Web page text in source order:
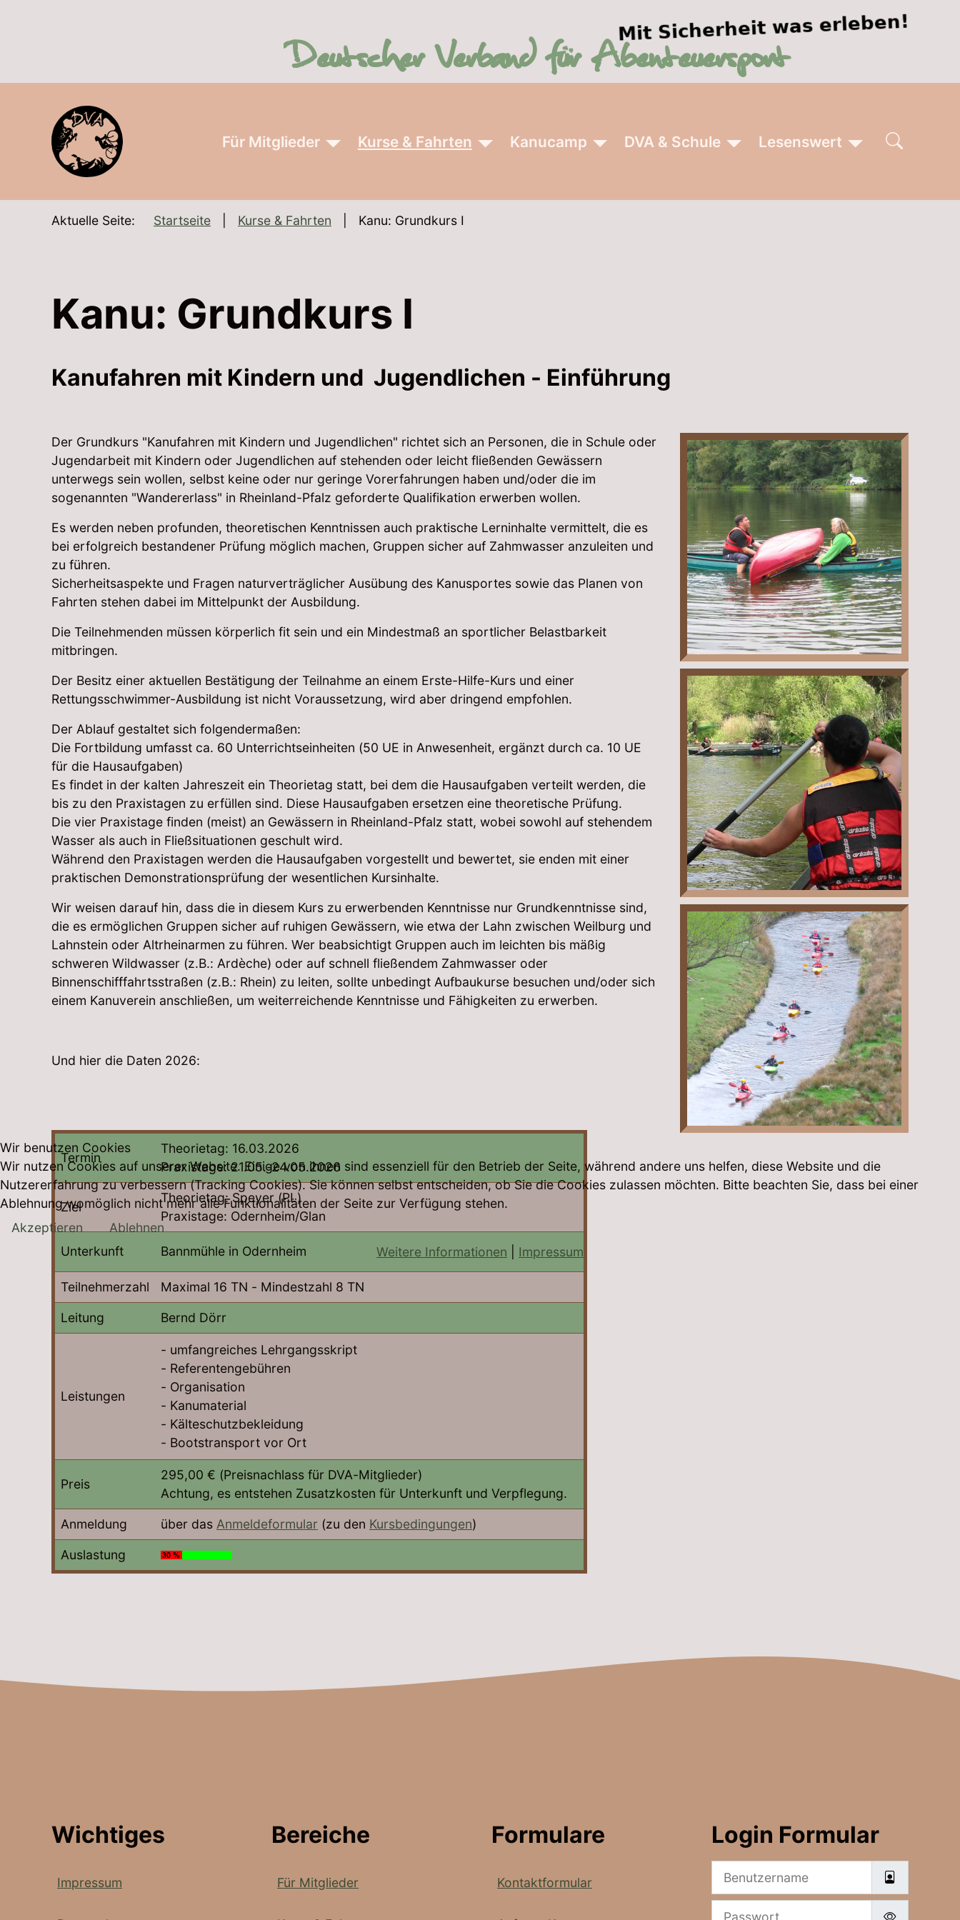
SKIP TO MAIN CONTENT
Für Mitglieder Kurse & Fahrten Kanucamp DVA & Schule Lesenswert
Aktuelle Seite: Startseite Kurse & Fahrten Kanu: Grundkurs I
Kanu: Grundkurs I
Kanufahren mit Kindern und Jugendlichen - Einführung
Der Grundkurs "Kanufahren mit Kindern und Jugendlichen" richtet sich an Personen, die in Schule oder
Jugendarbeit mit Kindern oder Jugendlichen auf stehenden oder leicht fließenden Gewässern
unterwegs sein wollen, selbst keine oder nur geringe Vorerfahrungen haben und/oder die im
sogenannten "Wandererlass" in Rheinland-Pfalz geforderte Qualifikation erwerben wollen.
Es werden neben profunden, theoretischen Kenntnissen auch praktische Lerninhalte vermittelt, die es
bei erfolgreich bestandener Prüfung möglich machen, Gruppen sicher auf Zahmwasser anzuleiten und
zu führen.
Sicherheitsaspekte und Fragen naturverträglicher Ausübung des Kanusportes sowie das Planen von
Fahrten stehen dabei im Mittelpunkt der Ausbildung.
Die Teilnehmenden müssen körperlich fit sein und ein Mindestmaß an sportlicher Belastbarkeit
mitbringen.
Der Besitz einer aktuellen Bestätigung der Teilnahme an einem Erste-Hilfe-Kurs und einer
Rettungsschwimmer-Ausbildung ist nicht Voraussetzung, wird aber dringend empfohlen.
Der Ablauf gestaltet sich folgendermaßen:
Die Fortbildung umfasst ca. 60 Unterrichtseinheiten (50 UE in Anwesenheit, ergänzt durch ca. 10 UE
für die Hausaufgaben)
Es findet in der kalten Jahreszeit ein Theorietag statt, bei dem die Hausaufgaben verteilt werden, die
bis zu den Praxistagen zu erfüllen sind. Diese Hausaufgaben ersetzen eine theoretische Prüfung.
Die vier Praxistage finden (meist) an Gewässern in Rheinland-Pfalz statt, wobei sowohl auf stehendem
Wasser als auch in Fließsituationen geschult wird.
Während den Praxistagen werden die Hausaufgaben vorgestellt und bewertet, sie enden mit einer
praktischen Demonstrationsprüfung der wesentlichen Kursinhalte.
Wir weisen darauf hin, dass die in diesem Kurs zu erwerbenden Kenntnisse nur Grundkenntnisse sind,
die es ermöglichen Gruppen sicher auf ruhigen Gewässern, wie etwa der Lahn zwischen Weilburg und
Lahnstein oder Altrheinarmen zu führen. Wer beabsichtigt Gruppen auch im leichten bis mäßig
schweren Wildwasser (z.B.: Ardèche) oder auf schnell fließendem Zahmwasser oder
Binnenschifffahrtsstraßen (z.B.: Rhein) zu leiten, sollte unbedingt Aufbaukurse besuchen und/oder sich
einem Kanuverein anschließen, um weiterreichende Kenntnisse und Fähigkeiten zu erwerben.
Und hier die Daten 2026:
Termin
Theorietag: 16.03.2026
Praxistage: 21.05.-24.05.2026
Ziel
Theorietag: Speyer (PL)
Praxistage: Odernheim/Glan
Unterkunft Bannmühle in Odernheim
Teilnehmerzahl Maximal 16 TN - Mindestzahl 8 TN
Leitung Bernd Dörr
Leistungen
- umfangreiches Lehrgangsskript
- Referentengebühren
- Organisation
- Kanumaterial
- Kälteschutzbekleidung
- Bootstransport vor Ort
Preis
295,00 € (Preisnachlass für DVA-Mitglieder)
Achtung, es entstehen Zusatzkosten für Unterkunft und Verpflegung.
Anmeldung über das Anmeldeformular (zu den Kursbedingungen)
Auslastung
Wichtiges
Impressum
Bereiche
Für Mitglieder
Formulare
Kontaktformular
Login Formular
Wir benutzen Cookies
Wir nutzen Cookies auf unserer Website. Einige von ihnen sind essenziell für den Betrieb der Seite, während andere uns helfen, diese Website und die
Nutzererfahrung zu verbessern (Tracking Cookies). Sie können selbst entscheiden, ob Sie die Cookies zulassen möchten. Bitte beachten Sie, dass bei einer
Ablehnung womöglich nicht mehr alle Funktionalitäten der Seite zur Verfügung stehen.
Akzeptieren
Ablehnen
Weitere Informationen
Impressum